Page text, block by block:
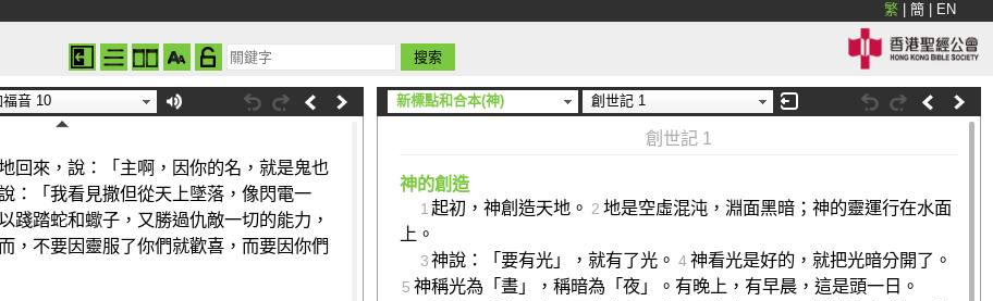
繁 簡 EN
福音 10
們的就是聽從我；棄絕你們的就是棄絕
的那位。」
回來，說：「主啊，因你的名，就是鬼也
：「我看見撒但從天上墜落，像閃電一
踐踏蛇和蠍子，又勝過仇敵一切的能力，
，不要因靈服了你們就歡喜，而要因你們
新標點和合本(神) 創世記 1
創世記 1
神的創造
1 起初，神創造天地。 2 地是空虛混沌，淵面黑暗；神的靈運行在水面
上。
3 神說：「要有光」，就有了光。 4神看光是好的，就把光暗分開了。
5 神稱光為「晝」，稱暗為「夜」。有晚上，有早晨，這是頭一日。